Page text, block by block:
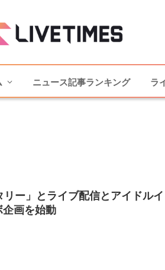
ニュース記事ランキング ラ
リー」とライブ配信とアイドルイ
画を始動